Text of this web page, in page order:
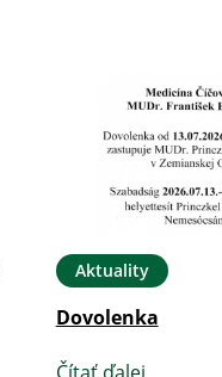
Aktuality
Dovolenka